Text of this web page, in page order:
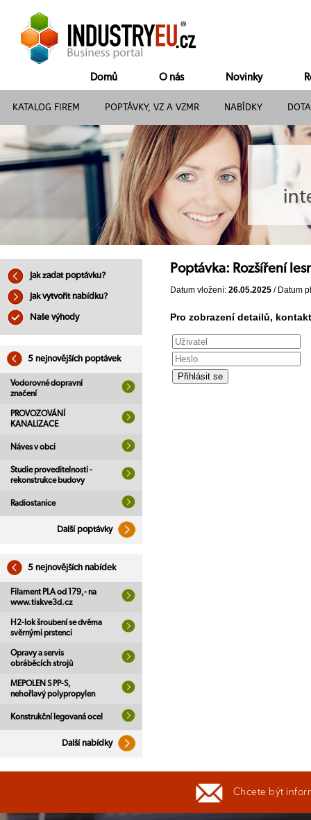
Domů O nás Novinky
KATALOG FIREM POPTÁVKY, VZ A VZMR NABÍDKY
Jak zadat poptávku?
Jak vytvořit nabídku?
Naše výhody
5 nejnovějších poptávek
Vodorovné dopravní
značení
PROVOZOVÁNÍ
KANALIZACE
Náves v obci
Studie proveditelnosti -
rekonstrukce budovy
Radiostanice
Další poptávky
5 nejnovějších nabídek
Filament PLA od 179,- na
www.tiskve3d.cz
H2-lok šroubení se dvěma
svěrnými prstenci
Opravy a servis
obráběcích strojů
MEPOLEN S PP-S,
nehořlavý polypropylen
Konstrukční legovaná ocel
Další nabídky
Poptávka: Rozšíření
Datum vložení: 26.05.2025 / Datum
Pro zobrazení detailů,
Chcete být